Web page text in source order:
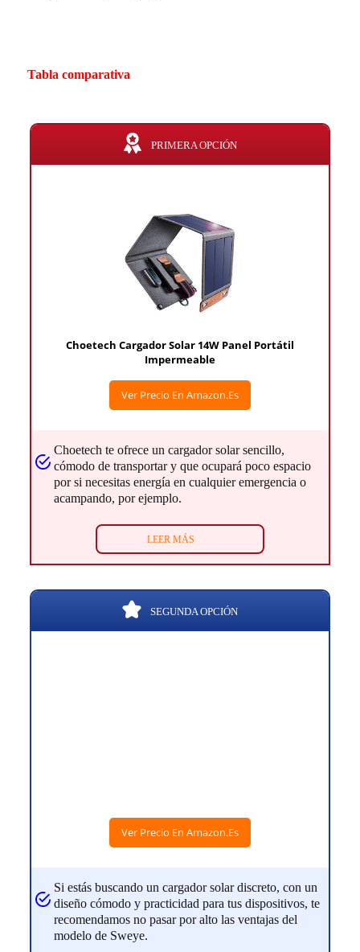
Tabla comparativa
PRIMERA OPCIÓN
Choetech Cargador Solar 14W Panel Portátil
Impermeable
Ver Precio En Amazon.es
Choetech te ofrece un cargador solar sencillo,
cómodo de transportar y que ocupará poco espacio
por si necesitas energía en cualquier emergencia o
acampando, por ejemplo.
LEER MÁS
SEGUNDA OPCIÓN
Ver Precio En Amazon.es
Si estás buscando un cargador solar discreto, con un
diseño cómodo y practicidad para tus dispositivos, te
recomendamos no pasar por alto las ventajas del
modelo de Sweye.